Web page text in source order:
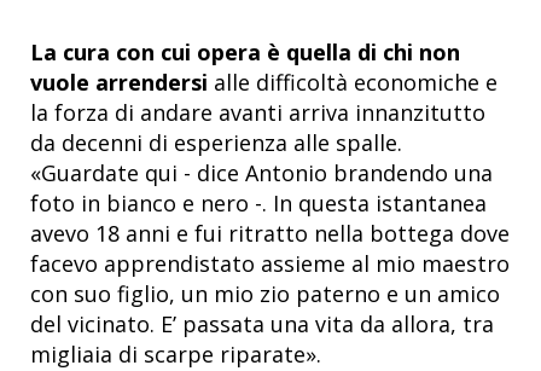
La cura con cui opera è quella di chi non
vuole arrendersi alle difficoltà economiche e
la forza di andare avanti arriva innanzitutto
da decenni di esperienza alle spalle.
«Guardate qui - dice Antonio brandendo una
foto in bianco e nero -. In questa istantanea
avevo 18 anni e fui ritratto nella bottega dove
facevo apprendistato assieme al mio maestro
con suo figlio, un mio zio paterno e un amico
del vicinato. E’ passata una vita da allora, tra
migliaia di scarpe riparate».